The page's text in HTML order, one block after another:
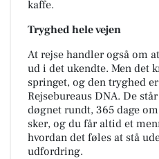
kaffe.
Tryghed hele vejen
At rejse handler også om
ud i det ukendte. Men det
springet, og den tryghed
Rejsebureaus DNA. De
døgnet rundt, 365 dage
sker, og du får altid et
hvordan det føles at stå
udfordring.